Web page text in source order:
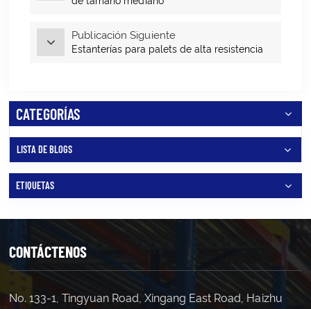
Publicación Siguiente
Estanterías para palets de alta resistencia
CATEGORÍAS
LISTA DE BLOGS
ETIQUETAS
CONTÁCTENOS
No. 133-1, Tingyuan Road, Xingang East Road, Haizhu